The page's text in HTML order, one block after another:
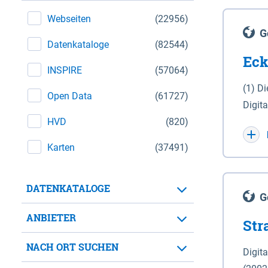
(22956)
Webseiten
(82544)
Datenkataloge
(57064)
INSPIRE
(61727)
Open Data
(820)
HVD
(37491)
Karten
DATENKATALOGE
ANBIETER
NACH ORT SUCHEN
(1)
WGS
für
der in